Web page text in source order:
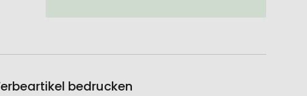
bedrucken